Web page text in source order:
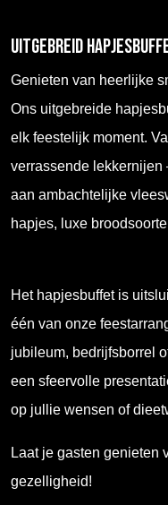
Uitgebreid
Genieten van heerlijke
Ons uitgebreide
elk feestelijk moment.
verrassende lekkernijen
aan ambachtelijke
hapjes, luxe
Het hapjesbuffet is
één van onze
jubileum, bedrijfsborrel
een sfeervolle
op jullie wensen of
Laat je gasten genieten
gezelligheid!